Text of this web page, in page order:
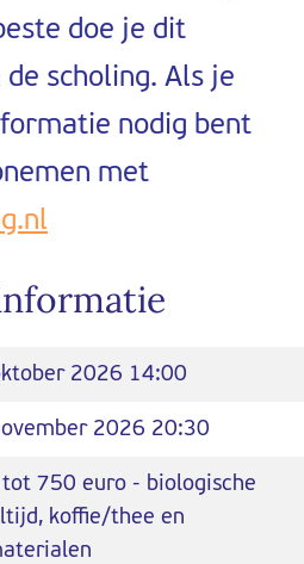
doe je dit
scholing. Als je
nodig bent
met
2026 14:00
2026 20:30
750 euro - biologische
koffie/thee en